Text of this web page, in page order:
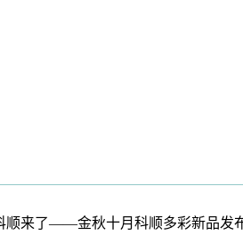
了——金秋十月科顺多彩新品发布